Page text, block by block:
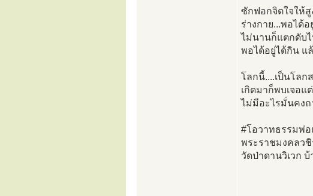
ซักฟอกจิตใจให้สู
ร่างกาย...พอได้
ไม่นานก็แตกดับ
พอได้อยู่ได้กิน แ
โลกนี้....เป็นโลก
เกิดมาก็พบเจอแ
ไม่มีอะไรมั่นคงถ
#โอวาทธรรมพ่
พระราชมงคลว
วัดป่าดานวิเวก